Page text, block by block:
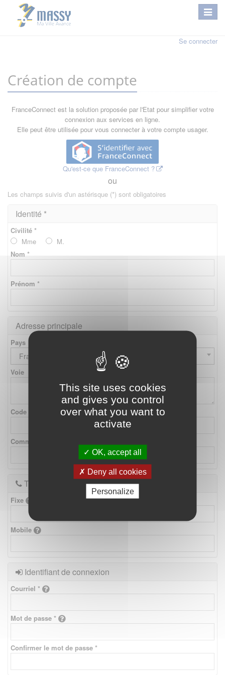
Se connecter
Création de compte
FranceConnect est la solution proposée par l'Etat pour simplifier votre
connexion aux services en ligne.
Elle peut être utilisée pour vous connecter à votre compte usager.
Qu'est-ce que FranceConnect ?
ou
Les champs suivis d'un astérisque (*) sont obligatoires
Identité *
Civilité *
Mme
M.
Nom *
Prénom *
Adresse principale
Pays
France
Voie
Code postal
Commune
Téléphones
Fixe
Mobile
Identifiant de connexion
Courriel *
Mot de passe *
Confirmer le mot de passe *
This site uses cookies
and gives you control
over what you want to
activate
OK, accept all
Deny all cookies
Personalize